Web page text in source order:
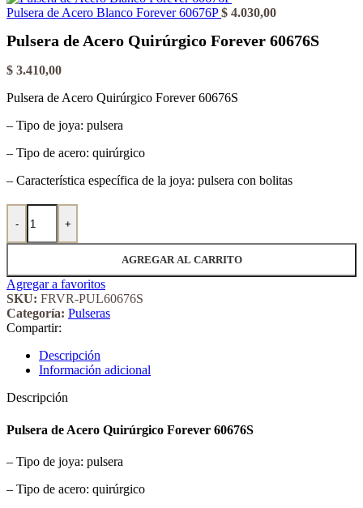
Pulsera de Acero Blanco Forever 60676P$ 4.030,00
Pulsera de Acero Quirúrgico Forever 60676S
$ 3.410,00
Pulsera de Acero Quirúrgico Forever 60676S
– Tipo de joya: pulsera
– Tipo de acero: quirúrgico
– Característica específica de la joya: pulsera con bolitas
-
Pulsera de Acero Quirúrgico Forever 60676S cantidad
+
AGREGAR AL CARRITO
Agregar a favoritos
SKU: FRVR-PUL60676S
Categoría: Pulseras
Compartir:
Descripción
Información adicional
Descripción
Pulsera de Acero Quirúrgico Forever 60676S
– Tipo de joya: pulsera
– Tipo de acero: quirúrgico